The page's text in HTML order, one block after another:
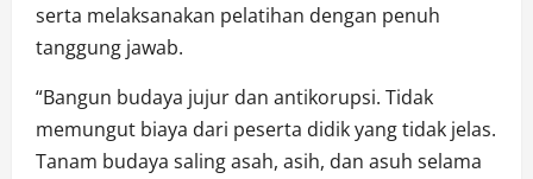
serta melaksanakan pelatihan dengan penuh
tanggung jawab.
“Bangun budaya jujur dan antikorupsi. Tidak
memungut biaya dari peserta didik yang tidak jelas.
Tanam budaya saling asah, asih, dan asuh selama